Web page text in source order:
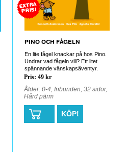
EXTRA
PRIS!
PINO OCH FÅGELN
En lite fågel knackar på hos Pino.
Undrar vad fågeln vill? Ett litet
spännande vänskapsäventyr.
Pris: 49 kr
Ålder: 0-4, Inbunden, 32 sidor,
Hård pärm
KÖP!